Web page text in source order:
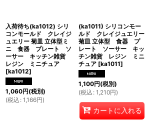
入荷待ち(ka1012) シリ
コンモールド クレイジ
ュエリー 菊皿 立体型ミ
ニ 食器 プレート ソ
ーサー キッチン雑貨
レジン ミニチュア
[ka1012]
1,060円(税別)
(税込 : 1,166円)
(ka1011) シリコンモー
ルド クレイジュエリー
菊皿 立体型 食器 プ
レート ソーサー キッ
チン雑貨 レジン ミニ
チュア [ka1011]
1,100円(税別)
(税込 : 1,210円)
カートに入れる